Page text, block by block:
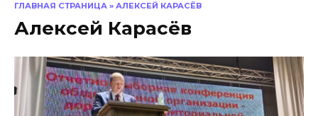
ГЛАВНАЯ СТРАНИЦА » АЛЕКСЕЙ КАРАСЁВ
Алексей Карасёв